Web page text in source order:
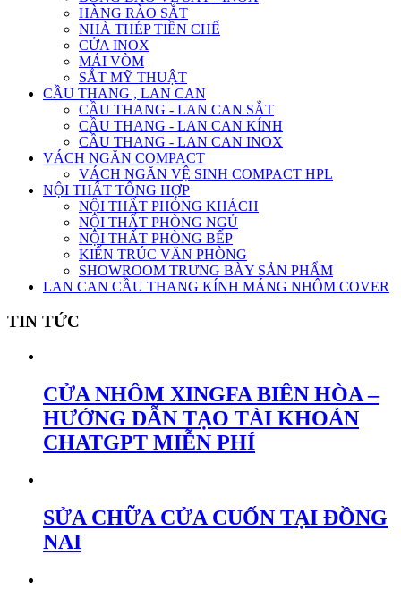
HÀNG RÀO SẮT
NHÀ THÉP TIỀN CHẾ
CỬA INOX
MÁI VÒM
SẮT MỸ THUẬT
CẦU THANG , LAN CAN
CẦU THANG - LAN CAN SẮT
CẦU THANG - LAN CAN KÍNH
CẦU THANG - LAN CAN INOX
VÁCH NGĂN COMPACT
VÁCH NGĂN VỆ SINH COMPACT HPL
NỘI THẤT TỔNG HỢP
NỘI THẤT PHÒNG KHÁCH
NỘI THẤT PHÒNG NGỦ
NỘI THẤT PHÒNG BẾP
KIẾN TRÚC VĂN PHÒNG
SHOWROOM TRƯNG BÀY SẢN PHẨM
LAN CAN CẦU THANG KÍNH MÁNG NHÔM COVER
TIN TỨC
CỬA NHÔM XINGFA BIÊN HÒA –
HƯỚNG DẪN TẠO TÀI KHOẢN
CHATGPT MIỄN PHÍ
SỬA CHỮA CỬA CUỐN TẠI ĐỒNG
NAI